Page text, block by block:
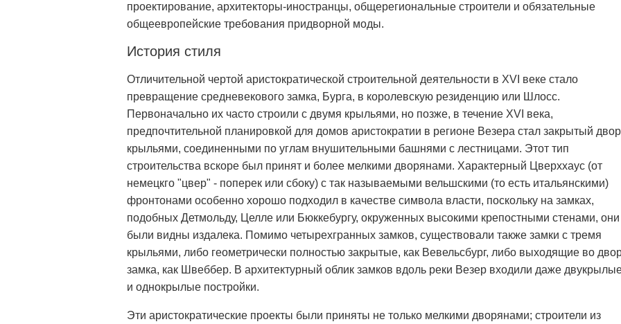
проектирование, архитекторы-иностранцы, общерегиональные строители и обязательные
общеевропейские требования придворной моды.
История стиля
Отличительной чертой аристократической строительной деятельности в XVI веке стало
превращение средневекового замка, Бурга, в королевскую резиденцию или Шлосс.
Первоначально их часто строили с двумя крыльями, но позже, в течение XVI века,
предпочтительной планировкой для домов аристократии в регионе Везера стал закрытый
крыльями, соединенными по углам внушительными башнями с лестницами. Этот тип
строительства вскоре был принят и более мелкими дворянами. Характерный Цверххаус (от
немецкго "цвер" - поперек или сбоку) с так называемыми вельшскими (то есть итальянскими)
фронтонами особенно хорошо подходил в качестве символа власти, поскольку на замках,
подобных Детмольду, Целле или Бюккебургу, окруженных высокими крепостными стенами, они
были видны издалека. Помимо четырехгранных замков, существовали также замки с тремя
крыльями, либо геометрически полностью закрытые, как Вевельсбург, либо выходящие во
замка, как Швеббер. В архитектурный облик замков вдоль реки Везер входили даже
и однокрылые постройки.
Эти аристократические проекты были приняты не только мелкими дворянами; строители из